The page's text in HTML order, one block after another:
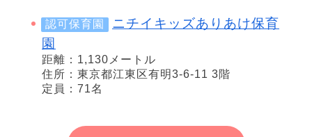
認可保育園
ニチイキッズありあけ保育
園
距離：1,130メートル
住所：東京都江東区有明3-6-11 3階
定員：71名